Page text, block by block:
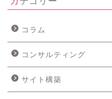
コラム
コンサルティング
サイト構築